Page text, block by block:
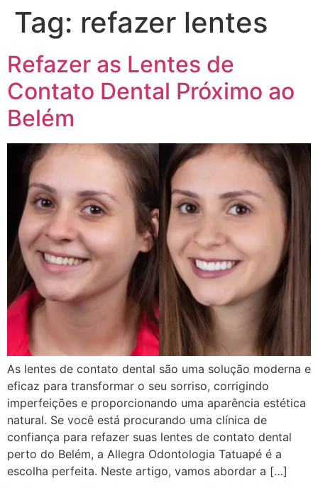
Tag: refazer lentes
Refazer as Lentes de
Contato Dental Próximo ao
Belém
As lentes de contato dental são uma solução moderna e
eficaz para transformar o seu sorriso, corrigindo
imperfeições e proporcionando uma aparência estética
natural. Se você está procurando uma clínica de
confiança para refazer suas lentes de contato dental
perto do Belém, a Allegra Odontologia Tatuapé é a
escolha perfeita. Neste artigo, vamos abordar a […]